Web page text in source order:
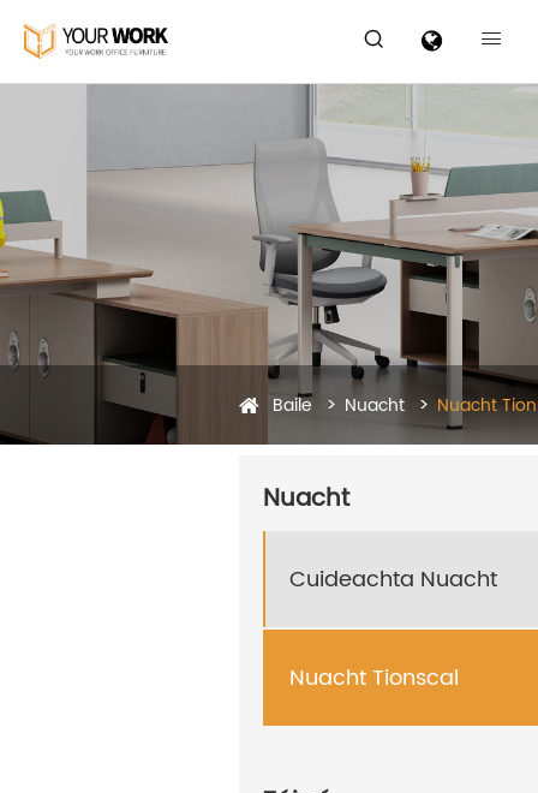
 
Baile Nuacht Nuacht
Nuacht
Cuideachta Nuacht
Nuacht Tionscal